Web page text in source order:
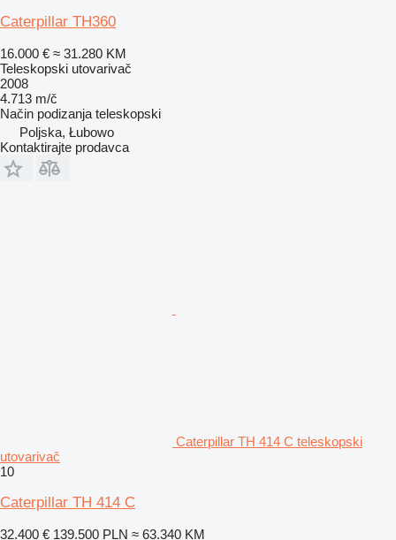
Caterpillar TH360
16.000 € ≈ 31.280 KM
Teleskopski utovarivač
2008
4.713 m/č
Način podizanja teleskopski
Poljska, Łubowo
Kontaktirajte prodavca
Caterpillar TH 414 C teleskopski
utovarivač
10
Caterpillar TH 414 C
32.400 € 139.500 PLN ≈ 63.340 KM